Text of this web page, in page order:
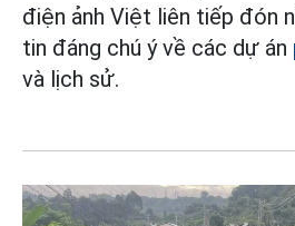
điện ảnh Việt liên tiếp đón
tin đáng chú ý về các dự án
và lịch sử.